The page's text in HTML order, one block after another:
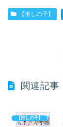
【推しの子】
関連記事
【推しの子】